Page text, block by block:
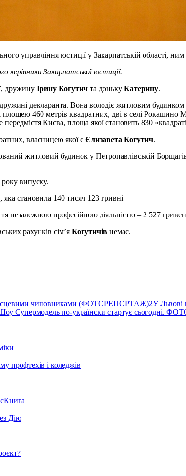
управління юстиції у Закарпатській області, ним
керівника Закарпатської юстиції.
дружину Ірину Когутич та доньку Катерину.
дружині декларанта. Вона володіє житловим
460 метрів квадратних, дві в селі
Києва, площа якої становить 830
власницею якої є Єлизавета Когутич.
житловий будинок у Петропавлівській
випуску.
становила 140 тисяч 123 гривні.
незалежною професійною діяльністю – 2 527
рахунків сім’я Когутичів немає.
чиновниками (ФОТОРЕПОРТАЖ)2У Львові
Супермодель по-українски стартує сьогодні.
профтехів і коледжів
Дію